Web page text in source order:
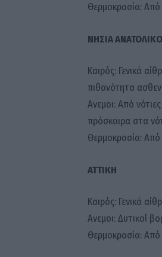
Θερμοκρασία: Από
ΝΗΣΙΑ
Καιρός: Γενικά
πιθανότητα
Ανεμοι: Από
πρόσκαιρα στα
Θερμοκρασία: Από
ΑΤΤΙΚΗ
Καιρός: Γενικά
Ανεμοι: Δυτικοί
Θερμοκρασία: